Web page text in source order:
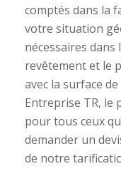
comptés dans la
votre situation
nécessaires
revêtement et le
avec la surface
Entreprise TR, le
pour tous ceux
demander un
de notre